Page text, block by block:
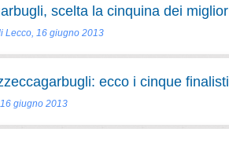
scelta la cinquina dei
Lecco, 16 giugno 2013
ecco i cinque finalisti
giugno 2013